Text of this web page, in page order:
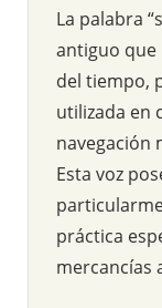
mundo
La palabra
antiguo que
del tiempo,
utilizada en
navegación
Esta voz
práctica
mercancías